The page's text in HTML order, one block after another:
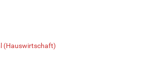
(Hauswirtschaft)